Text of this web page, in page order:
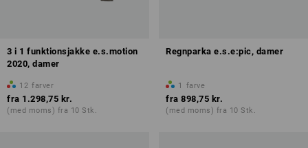
3 i 1 funktionsjakke e.s.motion
2020, damer
12 farver
fra 1.298,75 kr.
(med moms) fra 10 Stk.
Regnparka e.s.e:pic, damer
1 farve
fra 898,75 kr.
(med moms) fra 10 Stk.